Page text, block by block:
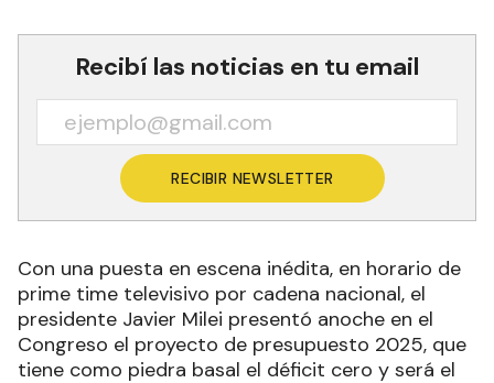
Recibí las noticias en tu email
RECIBIR NEWSLETTER
Con una puesta en escena inédita, en horario de
prime time televisivo por cadena nacional, el
presidente Javier Milei presentó anoche en el
Congreso el proyecto de presupuesto 2025, que
tiene como piedra basal el déficit cero y será el